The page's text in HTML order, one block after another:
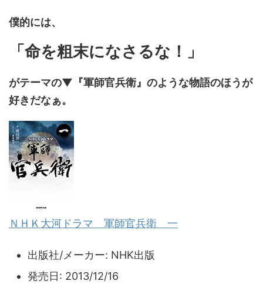
僕的には、
「命を粗末になさるな！」
がテーマの▼『軍師官兵衛』のような物語のほうが
好きだなぁ。
ＮＨＫ大河ドラマ 軍師官兵衛 一
出版社/メーカー: NHK出版
発売日: 2013/12/16